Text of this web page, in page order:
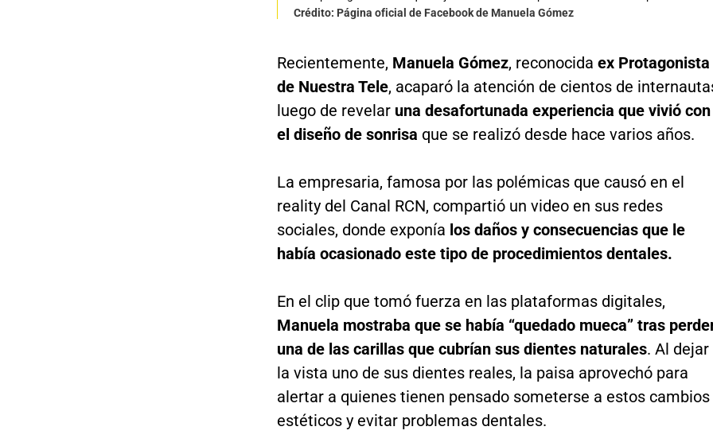
Crédito: Página oficial de Facebook de Manuela Gómez
Recientemente, Manuela Gómez, reconocida ex Protagonista
de Nuestra Tele, acaparó la atención de cientos de
luego de revelar una desafortunada experiencia que vivió con
el diseño de sonrisa que se realizó desde hace varios años.
La empresaria, famosa por las polémicas que causó en el
reality del Canal RCN, compartió un video en sus redes
sociales, donde exponía los daños y consecuencias que le
había ocasionado este tipo de procedimientos dentales.
En el clip que tomó fuerza en las plataformas digitales,
Manuela mostraba que se había “quedado mueca” tras
una de las carillas que cubrían sus dientes naturales. Al dejar
la vista uno de sus dientes reales, la paisa aprovechó para
alertar a quienes tienen pensado someterse a estos cambios
estéticos y evitar problemas dentales.